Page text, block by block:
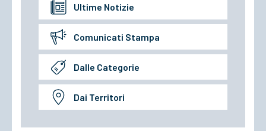
Ultime Notizie
Comunicati Stampa
Dalle Categorie
Dai Territori